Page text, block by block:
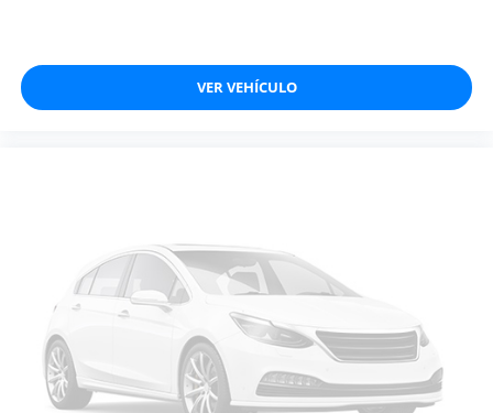
VER VEHÍCULO